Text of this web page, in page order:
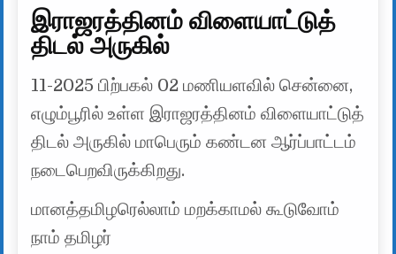
இராஜரத்தினம் விளையாட்டுத்
திடல் அருகில்
11-2025 பிற்பகல் 02 மணியளவில் சென்னை,
எழும்பூரில் உள்ள இராஜரத்தினம் விளையாட்டுத்
திடல் அருகில் மாபெரும் கண்டன ஆர்ப்பாட்டம்
நடைபெறவிருக்கிறது.
மானத்தமிழரெல்லாம் மறக்காமல் கூடுவோம்
நாம் தமிழர்